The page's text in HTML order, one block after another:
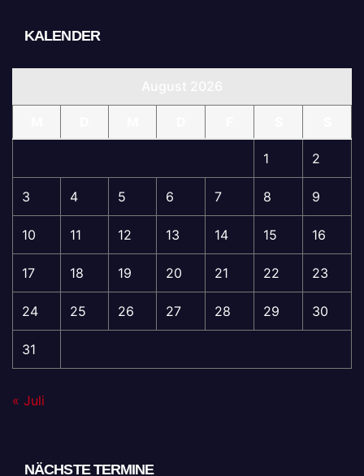
KALENDER
1 2
3 4 5 6 7 8 9
10 11 12 13 14 15 16
17 18 19 20 21 22 23
24 25 26 27 28 29 30
31
« Juli
NÄCHSTE TERMINE